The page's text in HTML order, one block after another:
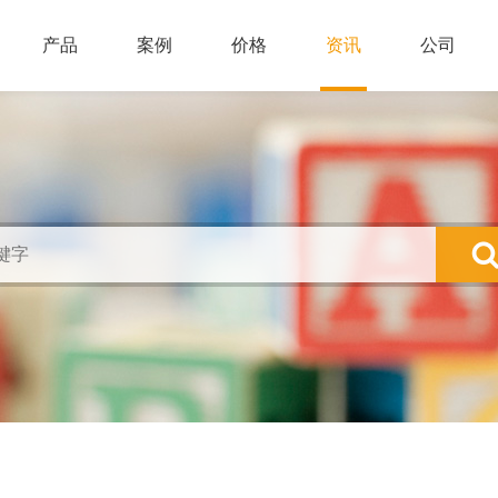
产品 案例 价格 资讯 公司